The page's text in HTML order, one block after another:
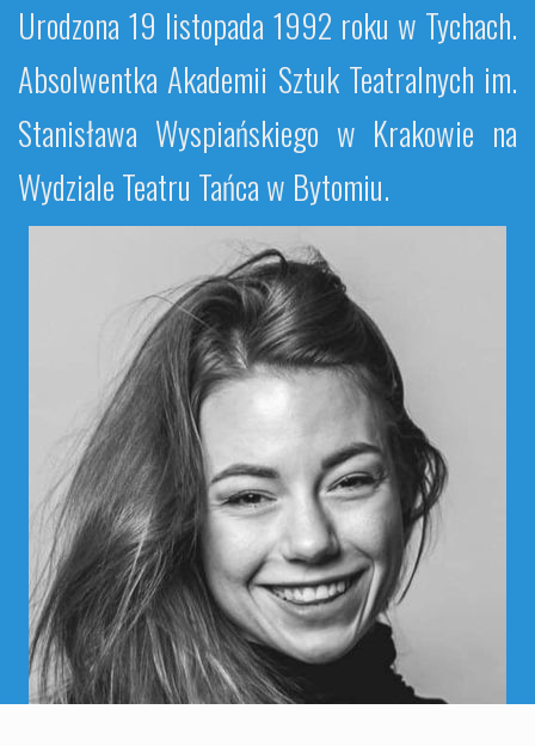
Urodzona 19 listopada 1992 roku w Tychach.
Absolwentka Akademii Sztuk Teatralnych im.
Stanisława Wyspiańskiego w Krakowie na
Wydziale Teatru Tańca w Bytomiu.